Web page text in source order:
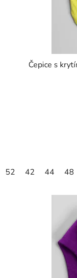
Čepice s
52 42 44 48